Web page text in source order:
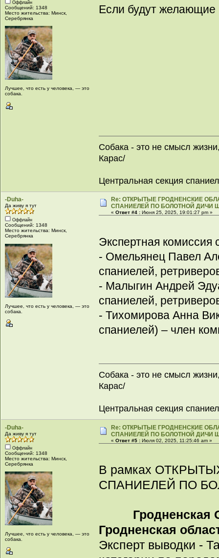
Оффлайн
Сообщений: 1348
Место жительства: Минск,
Серебрянка
Лучшее, что есть у человека, — это
собака.
Если будут желающие
Собака - это не смысл
Карас/
Центральная секция
-Duha-
Да живу я тут
Оффлайн
Сообщений: 1348
Место жительства: Минск,
Серебрянка
Лучшее, что есть у человека, — это
собака.
Re: ОТКРЫТЫЕ ГРОДНЕНСКИЕ
СПАНИЕЛЕЙ ПО БОЛОТНОЙ ДИЧИ
«Ответ #4 : Июня 25, 2025, 19:01:27 pm »
Экспертная комиссия
- Омельянец Павел
спаниелей,
- Малыгин Андрей
спаниелей,
- Тихомирова Анна
спаниелей) – член
Собака - это не смысл
Карас/
Центральная секция
-Duha-
Да живу я тут
Оффлайн
Сообщений: 1348
Место жительства: Минск,
Серебрянка
Лучшее, что есть у человека, — это
собака.
Re: ОТКРЫТЫЕ ГРОДНЕНСКИЕ
СПАНИЕЛЕЙ ПО БОЛОТНОЙ ДИЧИ
«Ответ #5 : Июля 02, 2025, 11:25:46 am »
В рамках
СПАНИЕЛЕЙ ПО
Гродненская
Гродненская
Эксперт выводки -